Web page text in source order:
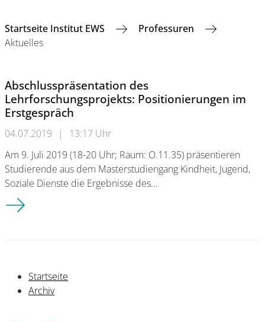
Startseite Institut EWS
Professuren
Aktuelles
Abschlusspräsentation des
Lehrforschungsprojekts: Positionierungen im
Erstgespräch
04.07.2019 |
13:17 Uhr
Am 9. Juli 2019 (18-20 Uhr; Raum: O.11.35) präsentieren
Studierende aus dem Masterstudiengang Kindheit, Jugend,
Soziale Dienste die Ergebnisse des…
Abschlusspräsentation des Lehrforschungsprojekts:
Startseite
Archiv